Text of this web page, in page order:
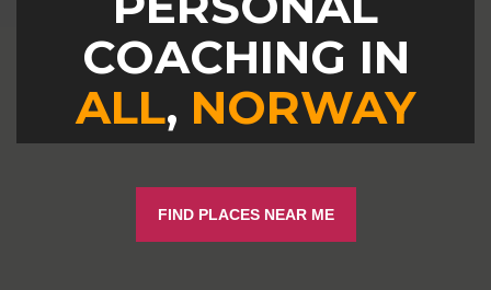
COACHING IN
ALL, NORWAY
FIND PLACES NEAR ME